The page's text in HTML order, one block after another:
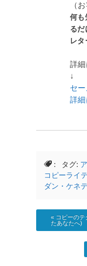
（
何も
るだ
レタ
詳細
↓
セ
詳細
: タグ:
コピーライ
ダン・ケネ
« コピーの
たあなたへ)